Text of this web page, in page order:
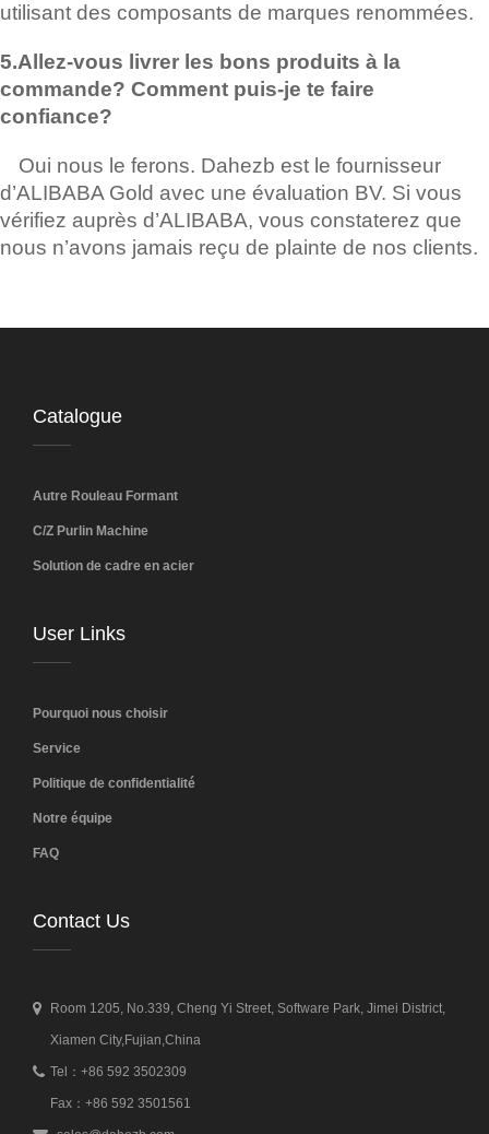
utilisant des composants de marques renommées.
5.Allez-vous livrer les bons produits à la
commande? Comment puis-je te faire
confiance?
Oui nous le ferons. Dahezb est le fournisseur
d’ALIBABA Gold avec une évaluation BV. Si vous
vérifiez auprès d’ALIBABA, vous constaterez que
nous n’avons jamais reçu de plainte de nos clients.
Catalogue
Autre Rouleau Formant
C/Z Purlin Machine
Solution de cadre en acier
User Links
Pourquoi nous choisir
Service
Politique de confidentialité
Notre équipe
FAQ
Contact Us
Room 1205, No.339, Cheng Yi Street, Software Park, Jimei District,
Xiamen City,Fujian,China
Tel：+86 592 3502309
Fax：+86 592 3501561